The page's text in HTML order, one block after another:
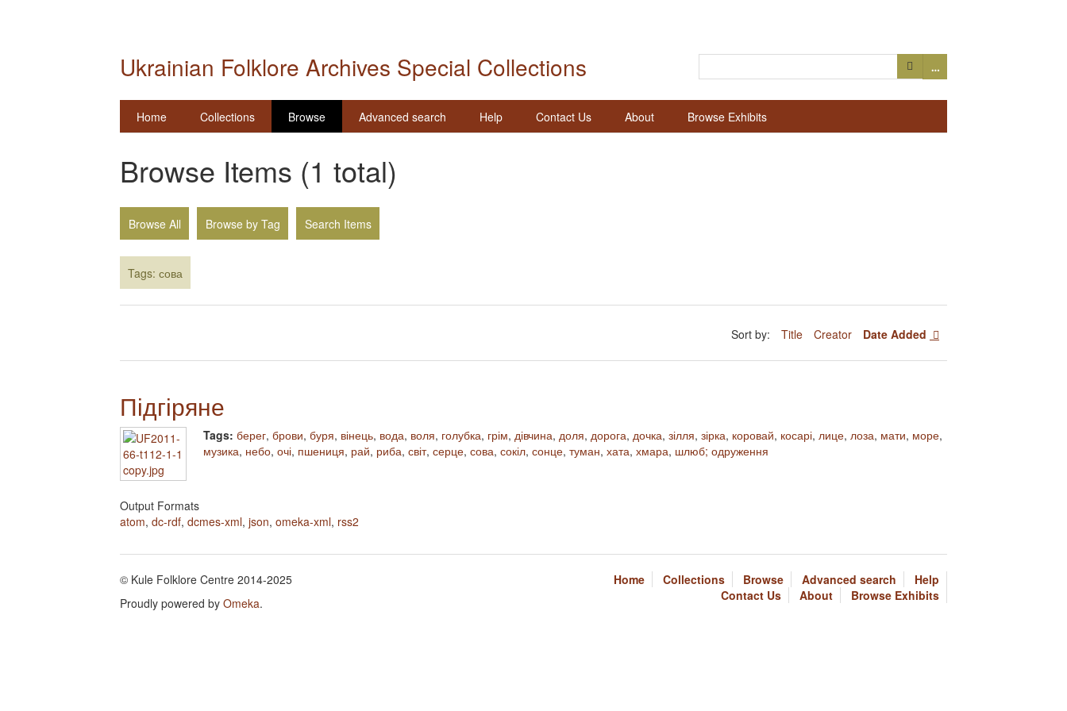
…
Ukrainian Folklore Archives Special Collections
Home Collections Browse Advanced search Help Contact Us About Browse Exhibits
Browse Items (1 total)
Browse All Browse by Tag Search Items
Tags: сова
Sort by: Title Creator Date Added
Підгіряне
Tags: берег, брови, буря, вінець, вода, воля, голубка, грім, дівчина, доля, дорога, дочка, зілля, зірка, коровай, косарі, лице, лоза, мати, море,
музика, небо, очі, пшениця, рай, риба, світ, серце, сова, сокіл, сонце, туман, хата, хмара, шлюб; одруження
Output Formats
atom, dc-rdf, dcmes-xml, json, omeka-xml, rss2
Home Collections Browse Advanced search
Help
Contact Us
About Browse Exhibits
© Kule Folklore Centre 2014-2025
Proudly powered by Omeka.